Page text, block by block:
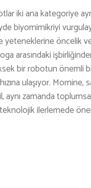
iki ana kategoriye
biyomimikriyi
yeteneklerine öncelik
arasındaki
bir robotun önemli
ulaşıyor. Mornine,
zamanda
ilerlemede